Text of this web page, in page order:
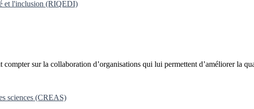
et l'inclusion (RIQEDI)
sur la collaboration d’organisations qui lui permettent d’améliorer la
sciences (CREAS)